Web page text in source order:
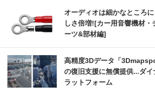
オーディオは細かなところ
しさ倍増![カー用音響機材・
ーツ&部材編]
高精度3Dデータ「
の復旧支援に無償提供...ダ
ラットフォーム